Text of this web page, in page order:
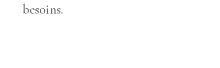
besoins.